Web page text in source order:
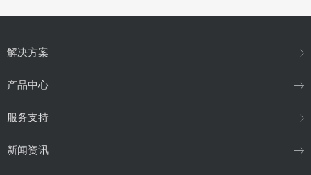
解决方案
产品中心
服务支持
新闻资讯